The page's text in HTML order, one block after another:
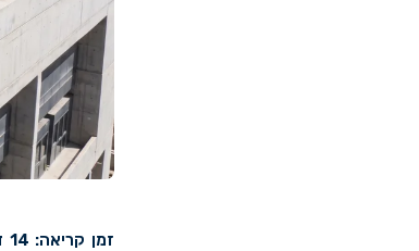
זמן קריאה: 14 דקות